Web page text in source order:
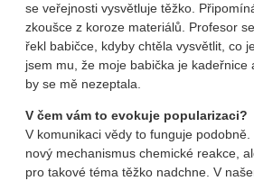
se veřejnosti vysvětluje těžko.
zkoušce z koroze materiálů. Profesor
řekl babičce, kdyby chtěla vysvětlit, co
jsem mu, že moje babička je kadeřnice
by se mě nezeptala.
V čem vám to evokuje popularizaci?
V komunikaci vědy to funguje
nový mechanismus chemické reakce,
pro takové téma těžko nadchne. V